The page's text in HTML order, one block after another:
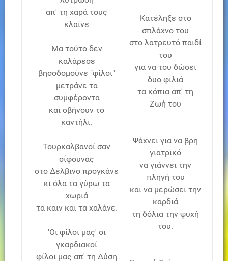
απ' τη χαρά τους
κλαίνε
Μα τούτο δεν
καλάρεσε
βησοδομούνε "φίλοι"
μετράνε τα
συμφέροντα
και σβήνουν το
καντήλι.
Τουρκαλβανοί σαν
σίφουνας
στο Δέλβινο προγκάνε
κι όλα τα γύρω τα
χωριά
τα καιν και τα χαλάνε.
'Οι φίλοι μας' οι
γκαρδιακοί
φίλοι μας απ' τη Δύση
Κατέληξε στο
σπλάχνο του
στο λατρευτό παιδί
του
για να του δώσει
δυο φιλιά
τα κόπια απ' τη
Ζωή του
Ψάχνει για να βρη
γιατρικό
να γιάννει την
πληγή του
και να μερώσει την
καρδιά
τη δόλια την ψυχή
του.